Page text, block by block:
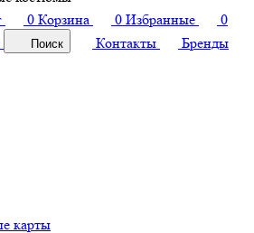
0 Корзина 0 Избранные
0
Поиск Контакты
Бренды
карты